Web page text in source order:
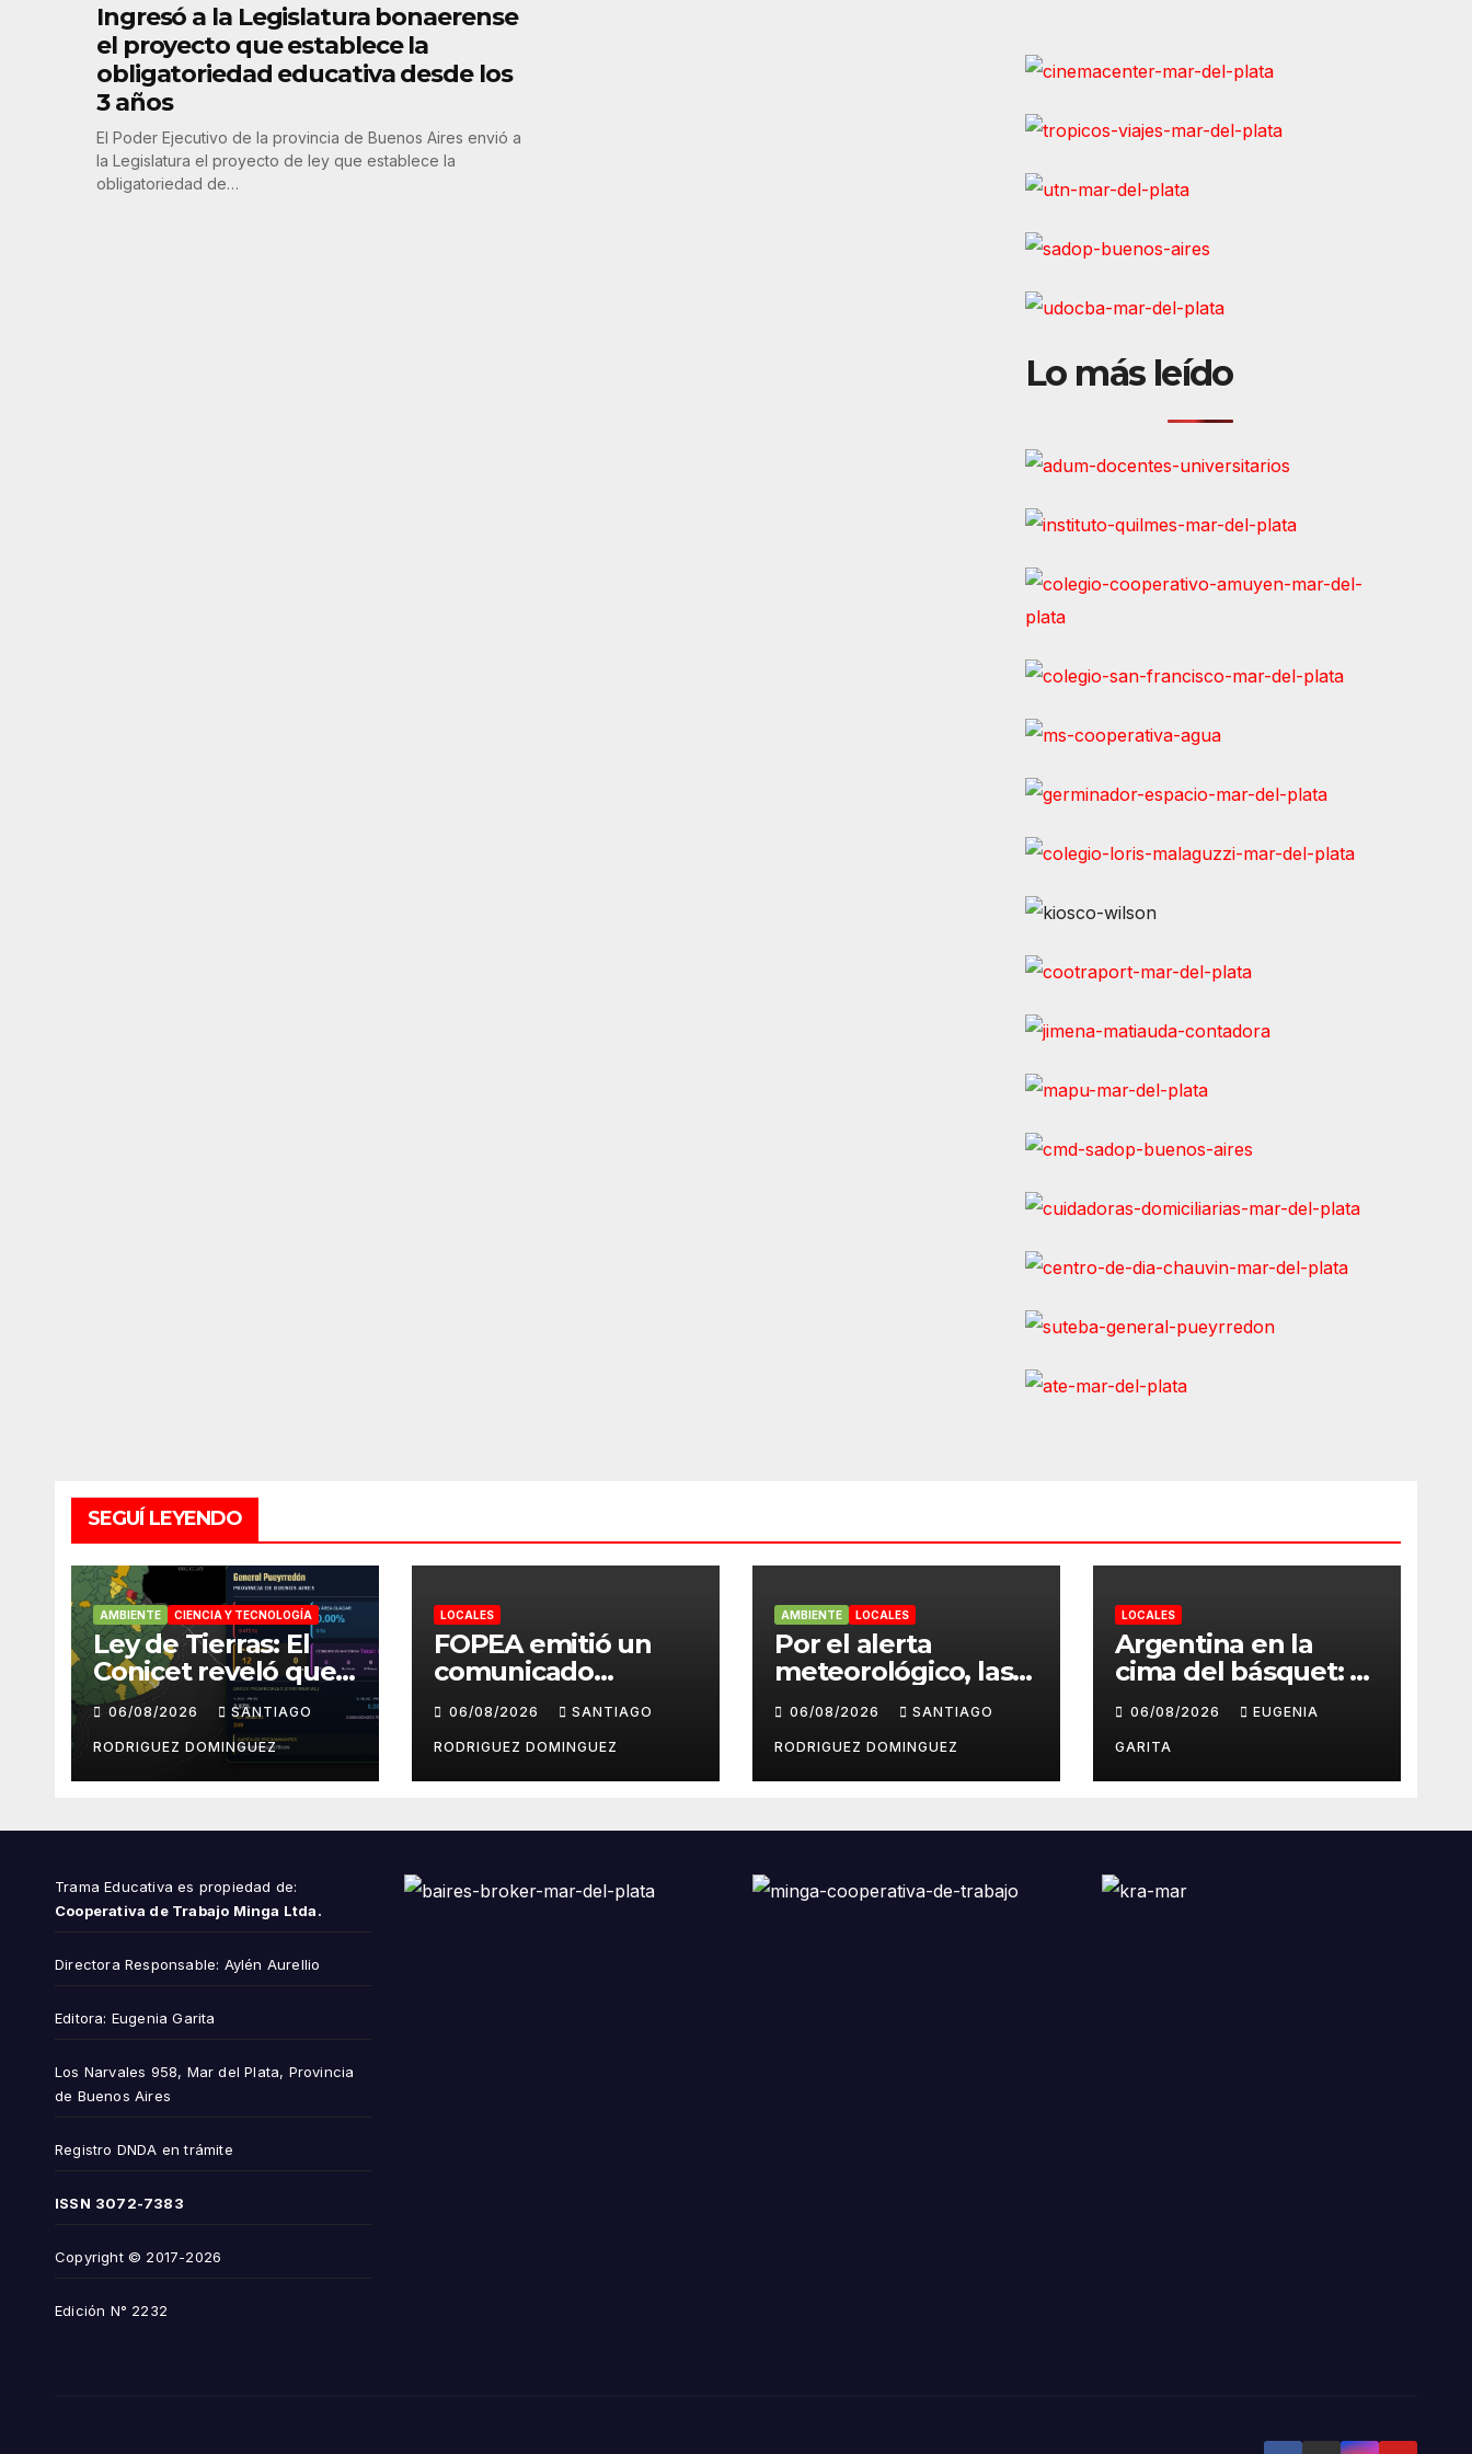
Ingresó a la Legislatura bonaerense
el proyecto que establece la
obligatoriedad educativa desde los
3 años
El Poder Ejecutivo de la provincia de Buenos Aires envió a
la Legislatura el proyecto de ley que establece la
obligatoriedad de…
Lo más leído
SEGUÍ LEYENDO
AMBIENTE CIENCIA Y TECNOLOGÍA
Ley de Tierras: El
Conicet reveló que
el 7,5% de las tierras
rurales de Mar del
Plata pertenecen a
extranjeros
06/08/2026 SANTIAGO
RODRIGUEZ DOMINGUEZ
LOCALES
FOPEA emitió un
comunicado
repudiando las
cuentas pseudo
periodísticas de
Instagram en Mar
06/08/2026 SANTIAGO
RODRIGUEZ DOMINGUEZ
AMBIENTE LOCALES
Por el alerta
meteorológico, las
centrales sindicales
suspendieron la
convocatoria contra
la Ley de Tierras en
06/08/2026 SANTIAGO
RODRIGUEZ DOMINGUEZ
LOCALES
Argentina en la
cima del básquet: el
camino invicto, el
esfuerzo familiar y
la jugada que valió
un Mundial
06/08/2026 EUGENIA
GARITA
Trama Educativa es propiedad de:
Cooperativa de Trabajo Minga Ltda.
Directora Responsable: Aylén Aurellio
Editora: Eugenia Garita
Los Narvales 958, Mar del Plata, Provincia
de Buenos Aires
Registro DNDA en trámite
ISSN 3072-7383
Copyright © 2017-2026
Edición N° 2232